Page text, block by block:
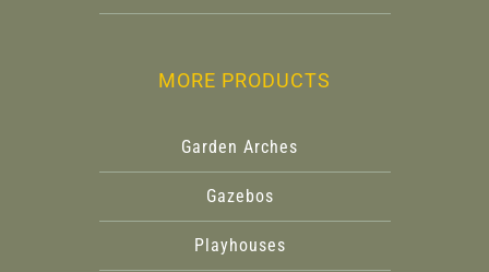
MORE PRODUCTS
Garden Arches
Gazebos
Playhouses